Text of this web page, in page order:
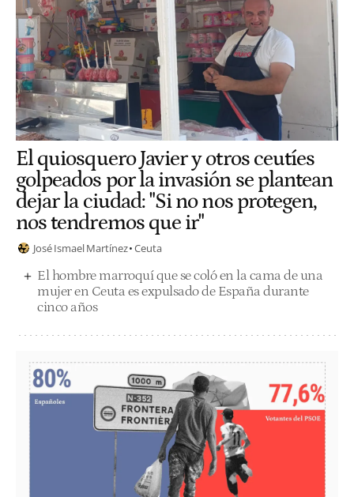
El quiosquero Javier y otros ceutíes
golpeados por la invasión se plantean
dejar la ciudad: "Si no nos protegen,
nos tendremos que ir"
José Ismael Martínez Ceuta
El hombre marroquí que se coló en la cama de una
mujer en Ceuta es expulsado de España durante
cinco años